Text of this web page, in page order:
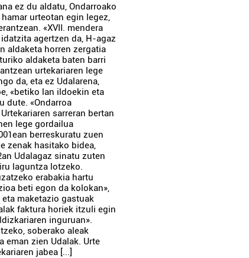
ez du aldatu, Ondarroako
urteotan egin legez,
«XVII. mendera
agertzen da, H-agaz
aldaketa horren zergatia
aldaketa baten barri
urtekariaren lege
da, eta ez Udalarena,
«betiko lan ildoekin eta
dute. «Ondarroa
sarreran bertan
lege gordailua
berreskuratu zuen
zenak hasitako bidea,
Udalagaz sinatu zuten
laguntza lotzeko.
erabakia hartu
beti egon da kolokan»,
maketazio gastuak
faktura horiek itzuli egin
inguruan».
soberako aleak
eman zien Udalak. Urte
jabea [...]